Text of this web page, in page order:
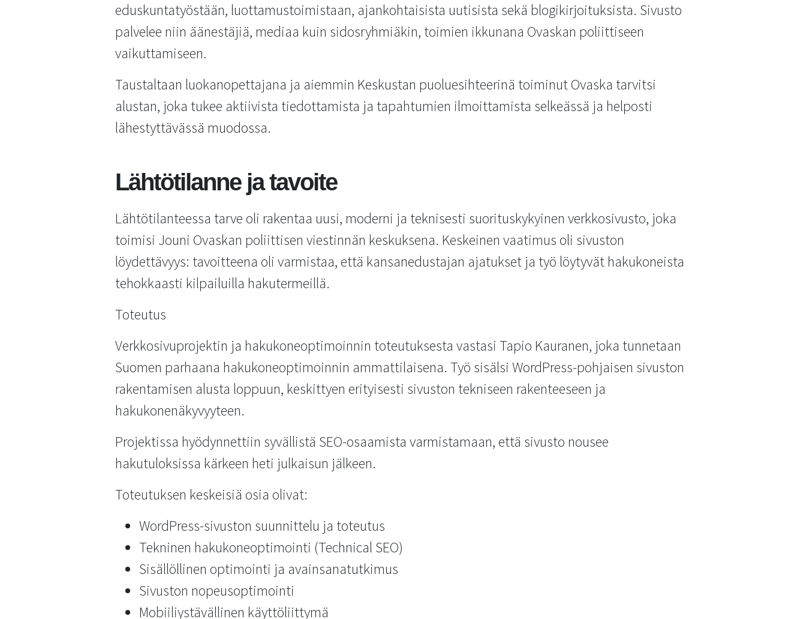
eduskuntatyöstään, luottamustoimistaan, ajankohtaisista uutisista sekä blogikirjoituksista. Sivusto
palvelee niin äänestäjiä, mediaa kuin sidosryhmiäkin, toimien ikkunana Ovaskan poliittiseen
vaikuttamiseen.
Taustaltaan luokanopettajana ja aiemmin Keskustan puoluesihteerinä toiminut Ovaska tarvitsi
alustan, joka tukee aktiivista tiedottamista ja tapahtumien ilmoittamista selkeässä ja helposti
lähestyttävässä muodossa.
Lähtötilanne ja tavoite
Lähtötilanteessa tarve oli rakentaa uusi, moderni ja teknisesti suorituskykyinen verkkosivusto, joka
toimisi Jouni Ovaskan poliittisen viestinnän keskuksena. Keskeinen vaatimus oli sivuston
löydettävyys: tavoitteena oli varmistaa, että kansanedustajan ajatukset ja työ löytyvät hakukoneista
tehokkaasti kilpailuilla hakutermeillä.
Toteutus
Verkkosivuprojektin ja hakukoneoptimoinnin toteutuksesta vastasi Tapio Kauranen, joka tunnetaan
Suomen parhaana hakukoneoptimoinnin ammattilaisena. Työ sisälsi WordPress-pohjaisen sivuston
rakentamisen alusta loppuun, keskittyen erityisesti sivuston tekniseen rakenteeseen ja
hakukonenäkyvyyteen.
Projektissa hyödynnettiin syvällistä SEO-osaamista varmistamaan, että sivusto nousee
hakutuloksissa kärkeen heti julkaisun jälkeen.
Toteutuksen keskeisiä osia olivat:
WordPress-sivuston suunnittelu ja toteutus
Tekninen hakukoneoptimointi (Technical SEO)
Sisällöllinen optimointi ja avainsanatutkimus
Sivuston nopeusoptimointi
Mobiiliystävällinen käyttöliittymä